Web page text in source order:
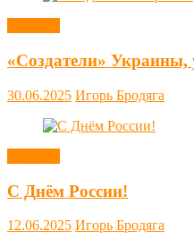
«Создатели» Украины,
30.06.2025 Игорь Бродяга
С Днём России!
12.06.2025 Игорь Бродяга